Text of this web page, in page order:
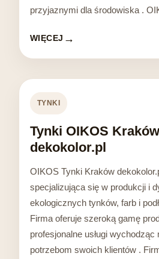
przyjaznymi dla środowiska .
WIĘCEJ
TYNKI
Tynki OIKOS Kraków
dekokolor.pl
OIKOS Tynki Kraków
specjalizująca się w produkcji i
ekologicznych tynków, farb i
Firma oferuje szeroką gamę
profesjonalne usługi wychodząc
potrzebom swoich klientów .